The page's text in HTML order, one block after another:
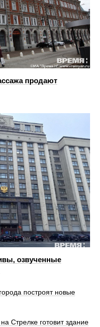
продают
озвученные
построят новые
Стрелке готовит здание